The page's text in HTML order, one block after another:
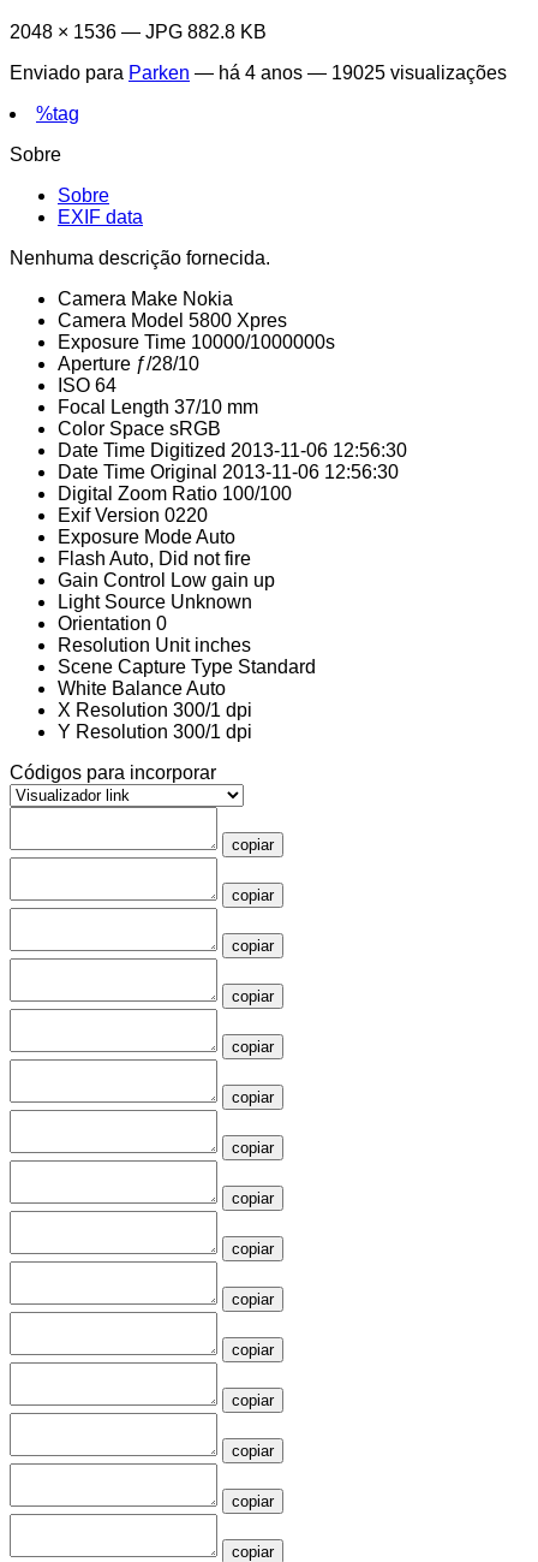
2048 × 1536 — JPG 882.8 KB
Enviado para Parken — há 4 anos — 19025 visualizações
%tag
Sobre
Sobre
EXIF data
Nenhuma descrição fornecida.
Camera Make Nokia
Camera Model 5800 Xpres
Exposure Time 10000/1000000s
Aperture ƒ/28/10
ISO 64
Focal Length 37/10 mm
Color Space sRGB
Date Time Digitized 2013-11-06 12:56:30
Date Time Original 2013-11-06 12:56:30
Digital Zoom Ratio 100/100
Exif Version 0220
Exposure ModeAuto
Flash Auto, Did not fire
Gain Control
Low gain up
Light Source Unknown
Orientation 0
Resolution Unit inches
Scene Capture Type Standard
White BalanceAuto
X Resolution 300/1 dpi
Y Resolution 300/1 dpi
Códigos para incorporar
copiar
copiar
copiar
copiar
copiar
copiar
copiar
copiar
copiar
copiar
copiar
copiar
copiar
copiar
copiar